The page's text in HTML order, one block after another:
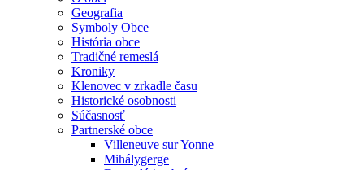
Geografia
Symboly Obce
História obce
Tradičné remeslá
Kroniky
Klenovec v zrkadle času
Historické osobnosti
Súčasnosť
Partnerské obce
Villeneuve sur Yonne
Mihálygerge